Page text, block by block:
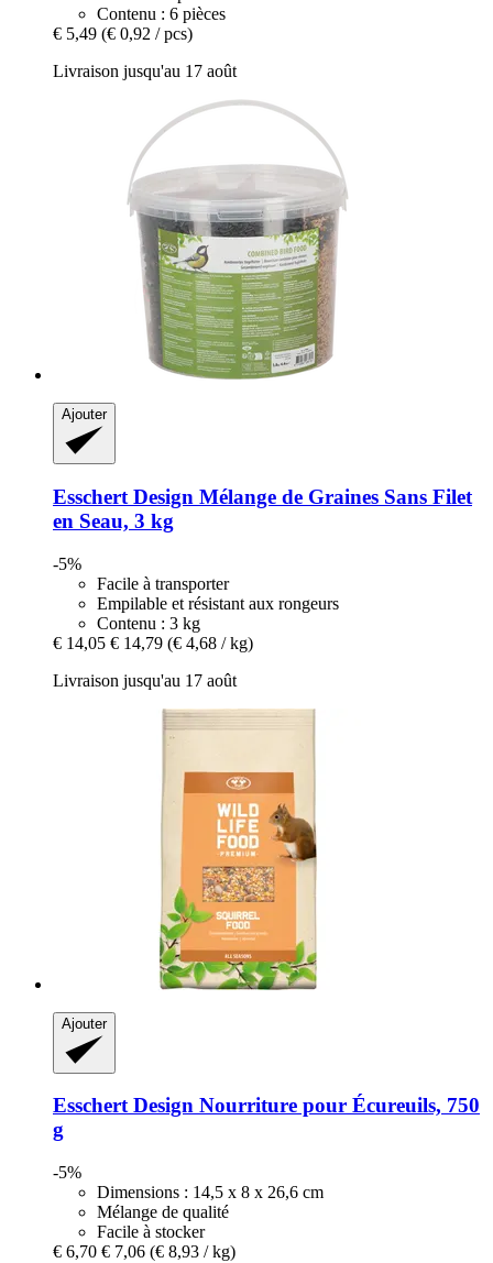
Contenu : 6 pièces
€ 5,49 (€ 0,92 / pcs)
Livraison jusqu'au 17 août
Ajouter
Esschert Design Mélange de Graines Sans Filet
en Seau, 3 kg
-5%
Facile à transporter
Empilable et résistant aux rongeurs
Contenu : 3 kg
€ 14,05 € 14,79 (€ 4,68 / kg)
Livraison jusqu'au 17 août
Ajouter
Esschert Design Nourriture pour Écureuils, 750
g
-5%
Dimensions : 14,5 x 8 x 26,6 cm
Mélange de qualité
Facile à stocker
€ 6,70 € 7,06 (€ 8,93 / kg)